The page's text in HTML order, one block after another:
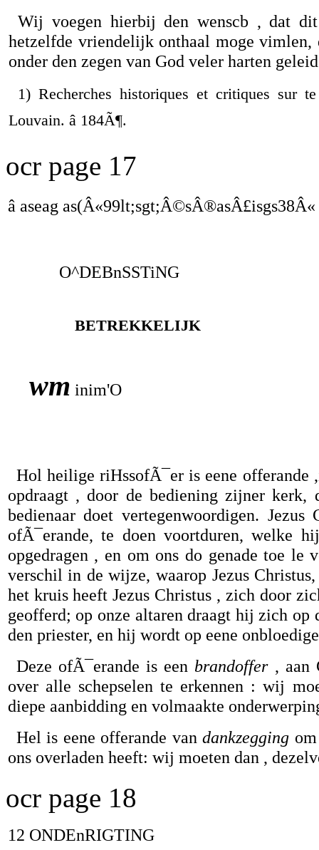
Wij voegen hierbij den wenscb , dat
hetzelfde vriendelijk onthaal moge vimlen,
onder den zegen van God veler harten
1) Recherches historiques et critiques sur
Louvain. â 184Ã¶.
ocr page 17
â aseag as(Â«99lt;sgt;Â©sÂ®asÂ£isgs38Â«
O^DEBnSSTiNG
BETREKKELIJK
wm inim'O
Hol heilige riHssofÃ¯er is eene offerande
opdraagt , door de bediening zijner
bedienaar doet vertegenwoordigen.
ofÃ¯erande, te doen voortduren, welke
opgedragen , en om ons do genade toe
verschil in de wijze, waarop Jezus
het kruis heeft Jezus Christus , zich door
geofferd; op onze altaren draagt hij zich
den priester, en hij wordt op eene
Deze ofÃ¯erande is een brandoffer, aan
over alle schepselen te erkennen : wij
diepe aanbidding en volmaakte
Hel is eene offerande van dankzegging
ons overladen heeft: wij moeten dan ,
ocr page 18
12 ONDEnRIGTING